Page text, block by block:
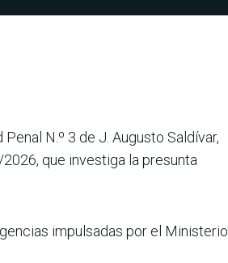
Penal N.º 3 de J. Augusto Saldívar,
que investiga la presunta
impulsadas por el Ministerio